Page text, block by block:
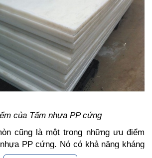
của Tấm nhựa PP cứng
cũng là một trong những ưu điểm
PP cứng. Nó có khả năng kháng